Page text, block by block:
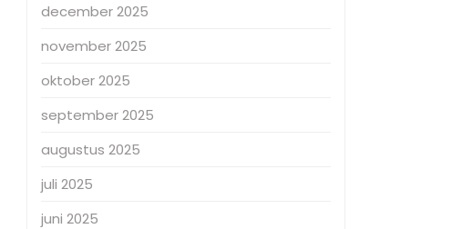
december 2025
november 2025
oktober 2025
september 2025
augustus 2025
juli 2025
juni 2025